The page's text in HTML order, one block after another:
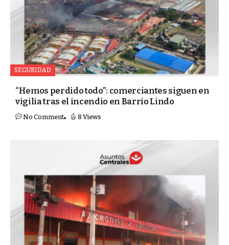
SEGURIDAD
“Hemos perdido todo”: comerciantes siguen en
vigilia tras el incendio en Barrio Lindo
No Comment 8 Views